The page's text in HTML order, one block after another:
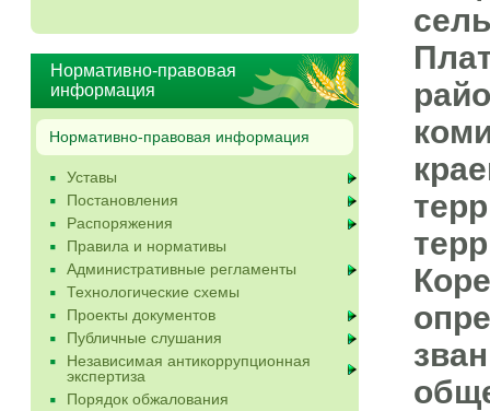
Нормативно-правовая
информация
Нормативно-правовая информация
Уставы
Постановления
Распоряжения
Правила и нормативы
Административные регламенты
Технологические схемы
Проекты документов
Публичные слушания
Независимая антикоррупционная
экспертиза
Порядок обжалования